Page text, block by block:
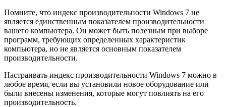
Помните, что индекс производительности Windows 7 не
является единственным показателем производительности
вашего компьютера. Он может быть полезным при выборе
программ, требующих определенных характеристик
компьютера, но не является основным показателем
производительности.
Настраивать индекс производительности Windows 7 можно в
любое время, если вы установили новое оборудование или
были внесены изменения, которые могут повлиять на его
производительность.